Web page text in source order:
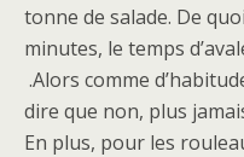
tonne de salade. De
minutes, le temps
.Alors comme
dire que non, plus
En plus, pour les